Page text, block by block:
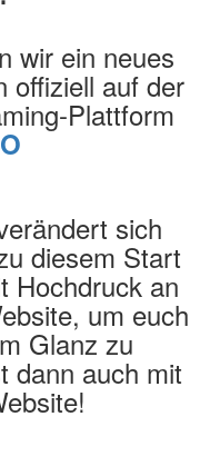
wir ein neues
offiziell auf der
Plattform
sich
diesem Start
Hochdruck an
um euch
Glanz zu
dann auch mit